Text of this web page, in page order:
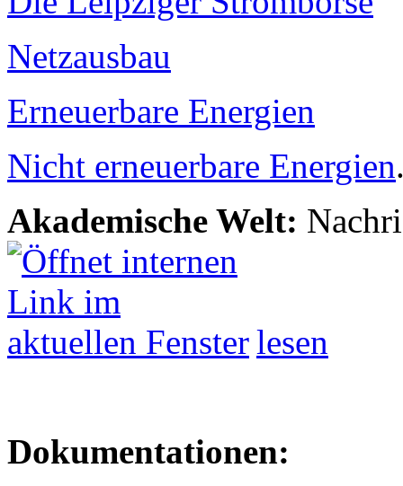
Netzausbau
Erneuerbare Energien
Nicht erneuerbare Energien
Akademische Welt:
lesen
Dokumentationen: